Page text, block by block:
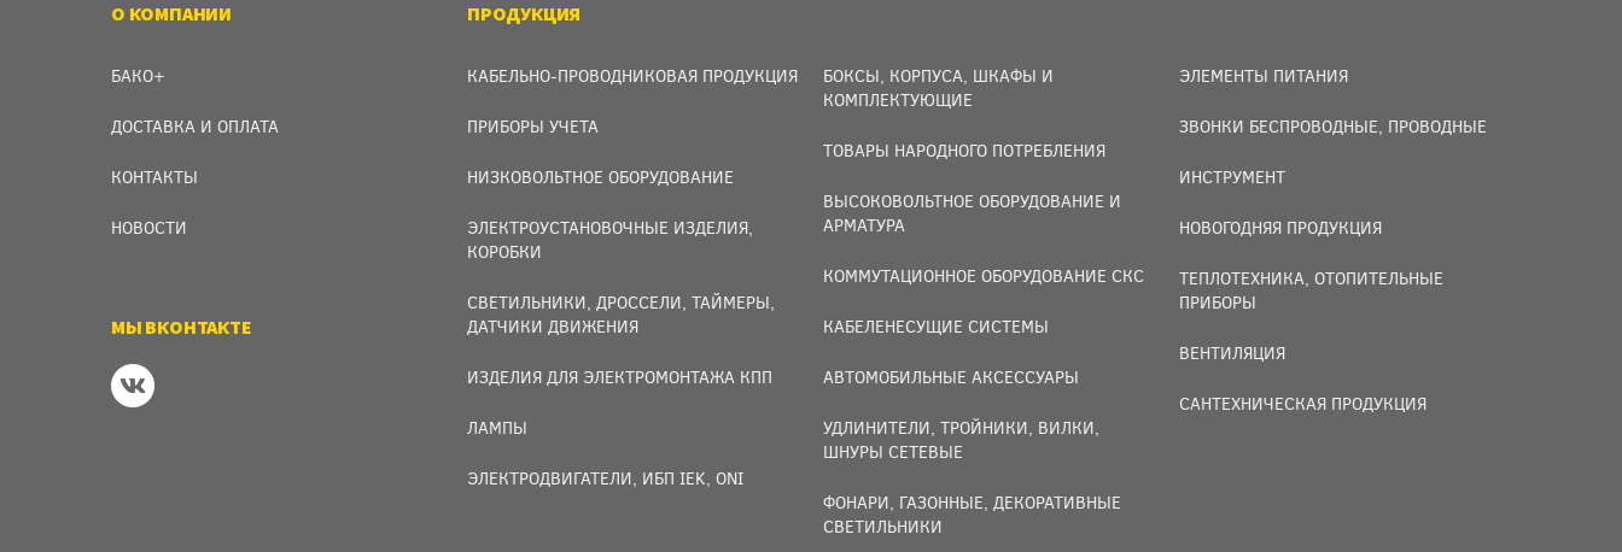
О КОМПАНИИ
БАКО+
ДОСТАВКА И ОПЛАТА
КОНТАКТЫ
НОВОСТИ
МЫ ВКОНТАКТЕ
ПРОДУКЦИЯ
КАБЕЛЬНО-ПРОВОДНИКОВАЯ ПРОДУКЦИЯ
ПРИБОРЫ УЧЕТА
НИЗКОВОЛЬТНОЕ ОБОРУДОВАНИЕ
ЭЛЕКТРОУСТАНОВОЧНЫЕ ИЗДЕЛИЯ,
КОРОБКИ
СВЕТИЛЬНИКИ, ДРОССЕЛИ, ТАЙМЕРЫ,
ДАТЧИКИ ДВИЖЕНИЯ
ИЗДЕЛИЯ ДЛЯ ЭЛЕКТРОМОНТАЖА КПП
ЛАМПЫ
ЭЛЕКТРОДВИГАТЕЛИ, ИБП IEK, ONI
БОКСЫ, КОРПУСА, ШКАФЫ И
КОМПЛЕКТУЮЩИЕ
ТОВАРЫ НАРОДНОГО ПОТРЕБЛЕНИЯ
ВЫСОКОВОЛЬТНОЕ ОБОРУДОВАНИЕ И
АРМАТУРА
КОММУТАЦИОННОЕ ОБОРУДОВАНИЕ СКС
КАБЕЛЕНЕСУЩИЕ СИСТЕМЫ
АВТОМОБИЛЬНЫЕ АКСЕССУАРЫ
УДЛИНИТЕЛИ, ТРОЙНИКИ, ВИЛКИ,
ШНУРЫ СЕТЕВЫЕ
ФОНАРИ, ГАЗОННЫЕ, ДЕКОРАТИВНЫЕ
СВЕТИЛЬНИКИ
ЭЛЕМЕНТЫ ПИТАНИЯ
ЗВОНКИ БЕСПРОВОДНЫЕ, ПРОВОДНЫЕ
ИНСТРУМЕНТ
НОВОГОДНЯЯ ПРОДУКЦИЯ
ТЕПЛОТЕХНИКА, ОТОПИТЕЛЬНЫЕ
ПРИБОРЫ
ВЕНТИЛЯЦИЯ
САНТЕХНИЧЕСКАЯ ПРОДУКЦИЯ